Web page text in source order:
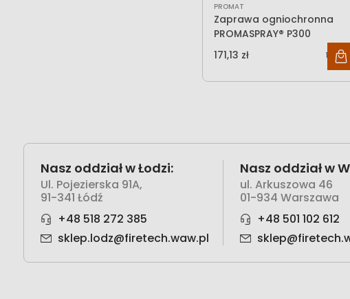
PROMAT
Zaprawa ogniochronna
PROMASPRAY® P300
171,13 zł
139,13 zł
Nasz oddział w Łodzi:
Ul. Pojezierska 91A,
91-341 Łódź
+48 518 272 385
sklep.lodz@firetech.waw.pl
Nasz oddział w
ul. Arkuszowa 46
01-934 Warszawa
+48 501 102 612